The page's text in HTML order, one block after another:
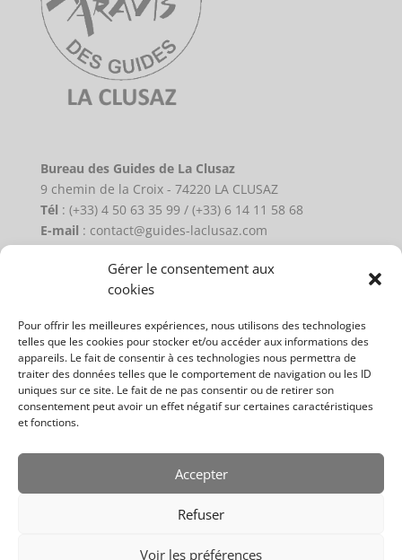
Gérer le consentement aux
cookies
Pour offrir les meilleures expériences, nous utilisons des technologies
telles que les cookies pour stocker et/ou accéder aux informations des
appareils. Le fait de consentir à ces technologies nous permettra de
traiter des données telles que le comportement de navigation ou les ID
uniques sur ce site. Le fait de ne pas consentir ou de retirer son
consentement peut avoir un effet négatif sur certaines caractéristiques
et fonctions.
Accepter
Refuser
Voir les préférences
Bureau des Guides de La Clusaz
9 chemin de la Croix - 74220 LA CLUSAZ
Tél : (+33) 4 50 63 35 99 / (+33) 6 14 11 58 68
E-mail : contact@guides-laclusaz.com
Plan du site
Activités Hiver
Les guides
Contact
Mentions légales